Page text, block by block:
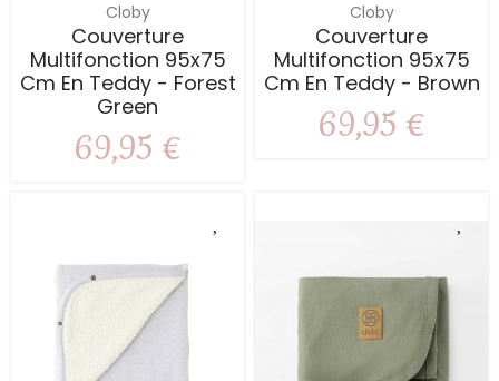
Cloby
Couverture
Multifonction 95x75
Cm En Teddy - Forest
Green
69,95 €
Cloby
Couverture
Multifonction 95x75
Cm En Teddy - Brown
69,95 €